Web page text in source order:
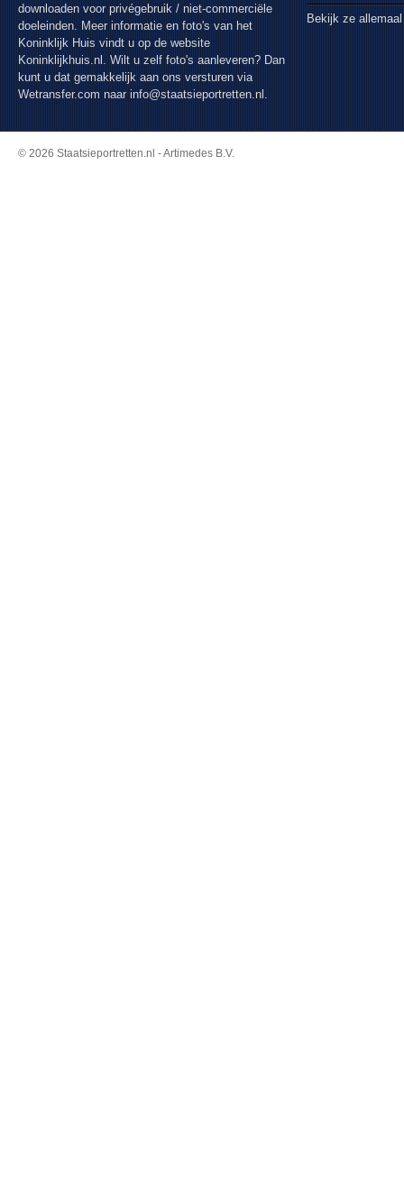
downloaden voor privégebruik / niet-commerciële
doeleinden. Meer informatie en foto's van het
Koninklijk Huis vindt u op de website
Koninklijkhuis.nl. Wilt u zelf foto's aanleveren? Dan
kunt u dat gemakkelijk aan ons versturen via
Wetransfer.com naar info@staatsieportretten.nl.
Bekijk ze allemaal
© 2026 Staatsieportretten.nl - Artimedes B.V.